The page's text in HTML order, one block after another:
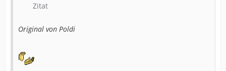
Zitat
Original von Poldi